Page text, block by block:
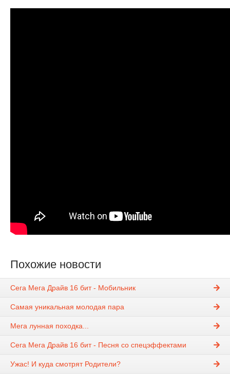
Похожие новости
Сега Мега Драйв 16 бит - Мобильник
Самая уникальная молодая пара
Мега лунная походка...
Сега Мега Драйв 16 бит - Песня со спецэффектами
Ужас! И куда смотрят Родители?